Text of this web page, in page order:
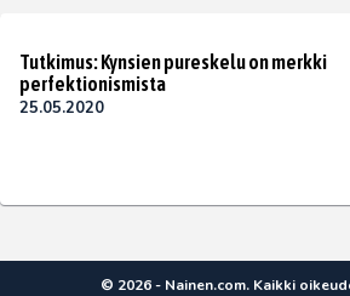
Tutkimus: Kynsien pureskelu on merkki
perfektionismista
25.05.2020
© 2026 - Nainen.com. Kaikki